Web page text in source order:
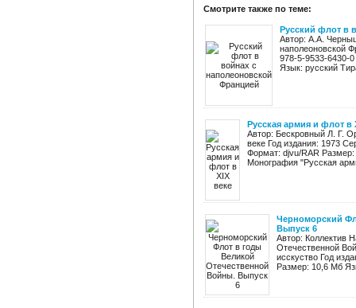
Смотрите также по теме:
Русский флот в
Автор: А.А.
наполеоновской
978-5-9533-6430-
Язык: русский
Русская армия и флот в
Автор: Бескровный Л. Г.
веке Год издания: 1973
Формат: djvu/RAR
Монография "Русская
Черноморский
Выпуск 6
Автор: Коллектив
Отечественной
исскуство Год
Размер: 10,6 Мб